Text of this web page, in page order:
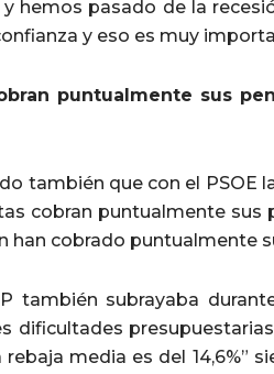
hemos pasado de la
y eso es muy
puntualmente sus
también que con el PSOE
cobran puntualmente sus
han cobrado puntualmente
también subrayaba
dificultades
rebaja media es del